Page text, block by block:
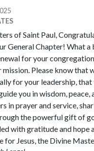
of Saint Paul,
General Chapter! What
for your
mission. Please know that
for your leadership,
you in wisdom, peace,
in prayer and service,
the powerful gift of
with gratitude and hope
for Jesus, the Divine